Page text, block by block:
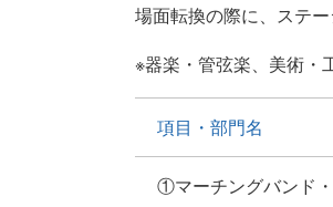
場面転換の際に、ステ
※器楽・管弦楽、美術・
項目・部門名
①マーチングバンド